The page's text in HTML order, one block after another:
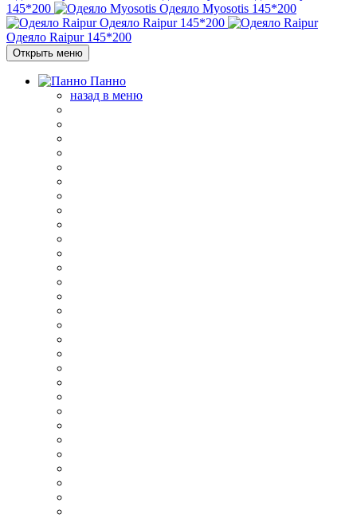
145*200
Одеяло Myosotis 145*200
Одеяло Raipur 145*200
Одеяло Raipur 145*200
Открыть меню
Панно
назад в меню